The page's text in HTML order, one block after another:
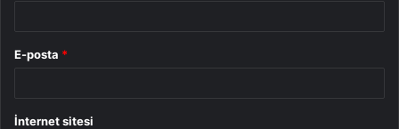
E-posta *
İnternet sitesi